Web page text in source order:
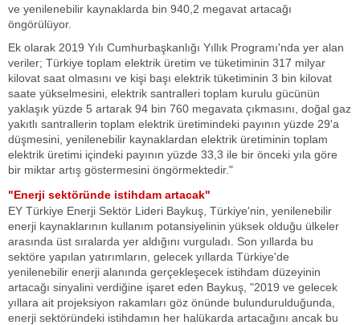
ve yenilenebilir kaynaklarda bin 940,2 megavat artacağı
öngörülüyor.
Ek olarak 2019 Yılı Cumhurbaşkanlığı Yıllık Programı'nda yer alan
veriler; Türkiye toplam elektrik üretim ve tüketiminin 317 milyar
kilovat saat olmasını ve kişi başı elektrik tüketiminin 3 bin kilovat
saate yükselmesini, elektrik santralleri toplam kurulu gücünün
yaklaşık yüzde 5 artarak 94 bin 760 megavata çıkmasını, doğal gaz
yakıtlı santrallerin toplam elektrik üretimindeki payının yüzde 29'a
düşmesini, yenilenebilir kaynaklardan elektrik üretiminin toplam
elektrik üretimi içindeki payının yüzde 33,3 ile bir önceki yıla göre
bir miktar artış göstermesini öngörmektedir."
"Enerji sektöründe istihdam artacak"
EY Türkiye Enerji Sektör Lideri Baykuş, Türkiye'nin, yenilenebilir
enerji kaynaklarının kullanım potansiyelinin yüksek olduğu ülkeler
arasında üst sıralarda yer aldığını vurguladı. Son yıllarda bu
sektöre yapılan yatırımların, gelecek yıllarda Türkiye'de
yenilenebilir enerji alanında gerçekleşecek istihdam düzeyinin
artacağı sinyalini verdiğine işaret eden Baykuş, "2019 ve gelecek
yıllara ait projeksiyon rakamları göz önünde bulundurulduğunda,
enerji sektöründeki istihdamın her halükarda artacağını ancak bu